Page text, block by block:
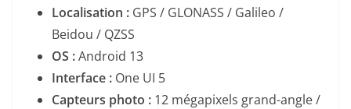
Localisation : GPS / GLONASS / Galileo /
Beidou / QZSS
OS :Android 13
Interface : One UI 5
Capteurs photo : 12 mégapixels grand-angle /